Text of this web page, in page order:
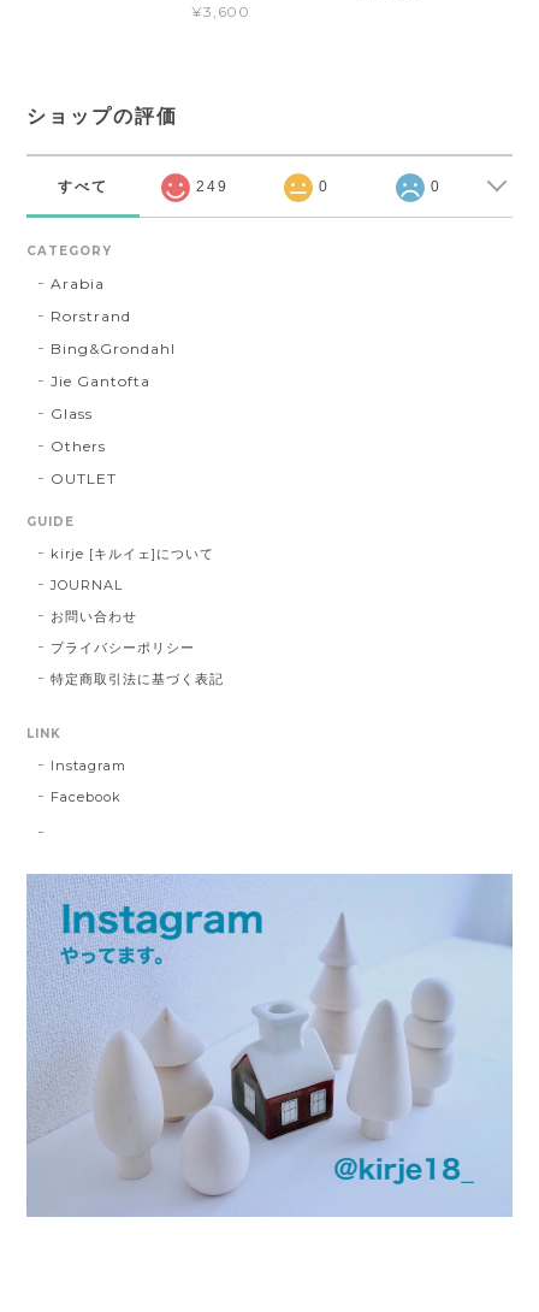
¥3,600
ショップの評価
すべて 249 0 0
CATEGORY
Arabia
Rorstrand
Bing&Grondahl
Jie Gantofta
Glass
Others
OUTLET
GUIDE
kirje [キルイェ]について
JOURNAL
お問い合わせ
プライバシーポリシー
特定商取引法に基づく表記
LINK
Instagram
Facebook